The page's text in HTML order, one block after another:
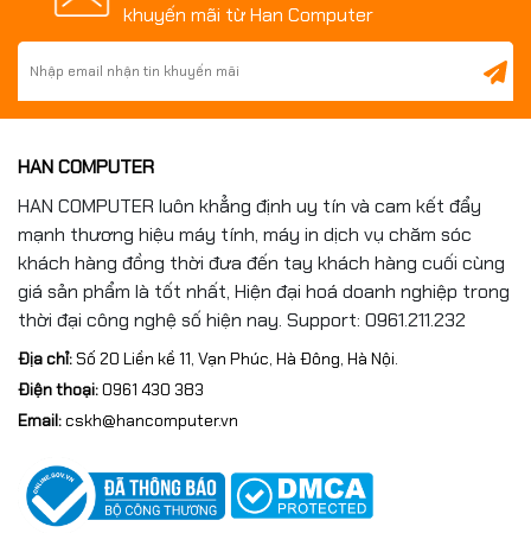
khuyến mãi từ Han Computer
HAN COMPUTER
HAN COMPUTER luôn khẳng định uy tín và cam kết đẩy
mạnh thương hiệu máy tính, máy in dịch vụ chăm sóc
khách hàng đồng thời đưa đến tay khách hàng cuối cùng
giá sản phẩm là tốt nhất, Hiện đại hoá doanh nghiệp trong
thời đại công nghệ số hiện nay. Support: 0961.211.232
Địa chỉ:Số 20 Liền kề 11, Vạn Phúc, Hà Đông, Hà Nội.
Điện thoại:0961 430 383
Email:cskh@hancomputer.vn